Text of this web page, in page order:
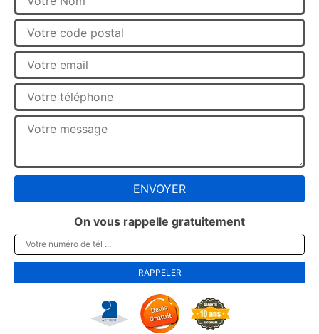
On vous rappelle gratuitement